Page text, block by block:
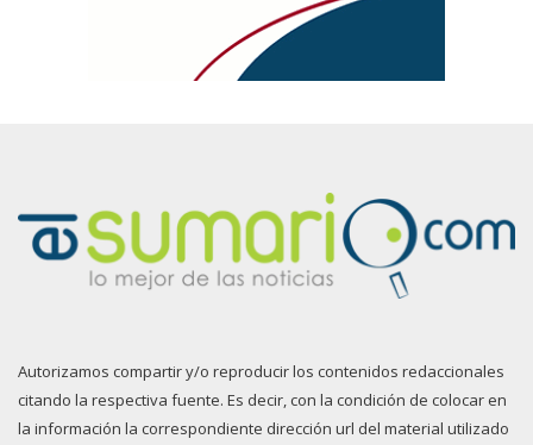
Autorizamos compartir y/o reproducir los contenidos redaccionales
citando la respectiva fuente. Es decir, con la condición de colocar en
la información la correspondiente dirección url del material utilizado